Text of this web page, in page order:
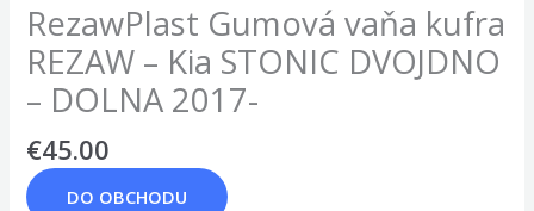
RezawPlast Gumová vaňa kufra
REZAW – Kia STONIC DVOJDNO
– DOLNA 2017-
€45.00
DO OBCHODU